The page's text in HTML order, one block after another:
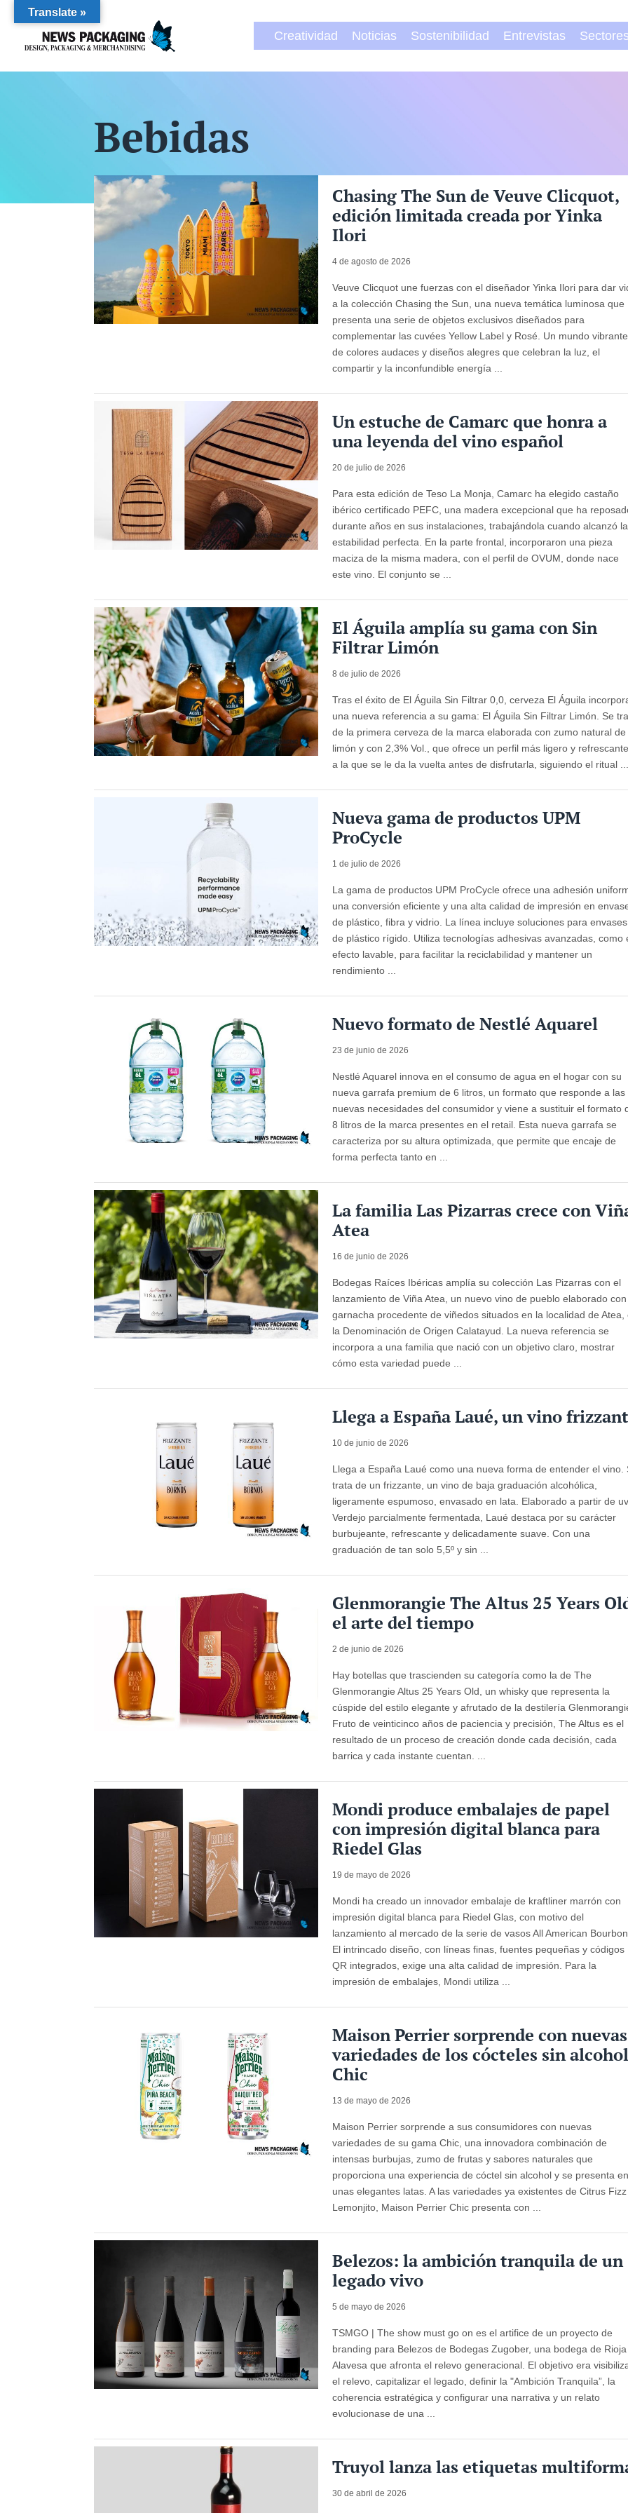
Creatividad Noticias Sostenibilidad Entrevistas
Bebidas
Chasing The Sun de Veuve Clicquot,
edición limitada creada por Yinka
Ilori
4 de agosto de 2026
Veuve Clicquot une fuerzas con el diseñador Yinka Ilori para dar
a la colección Chasing the Sun, una nueva temática luminosa que
presenta una serie de objetos exclusivos diseñados para
complementar las cuvées Yellow Label y Rosé. Un mundo vibrante
de colores audaces y diseños alegres que celebran la luz, el
compartir y la inconfundible energía ...
Un estuche de Camarc que honra a
una leyenda del vino español
20 de julio de 2026
Para esta edición de Teso La Monja, Camarc ha elegido castaño
ibérico certificado PEFC, una madera excepcional que ha
durante años en sus instalaciones, trabajándola cuando alcanzó la
estabilidad perfecta. En la parte frontal, incorporaron una pieza
maciza de la misma madera, con el perfil de OVUM, donde nace
este vino. El conjunto se ...
El Águila amplía su gama con Sin
Filtrar Limón
8 de julio de 2026
Tras el éxito de El Águila Sin Filtrar 0,0, cerveza El Águila
una nueva referencia a su gama: El Águila Sin Filtrar Limón. Se
de la primera cerveza de la marca elaborada con zumo natural de
limón y con 2,3% Vol., que ofrece un perfil más ligero y
a la que se le da la vuelta antes de disfrutarla, siguiendo el ritual
Nueva gama de productos UPM
ProCycle
1 de julio de 2026
La gama de productos UPM ProCycle ofrece una adhesión
una conversión eficiente y una alta calidad de impresión en
de plástico, fibra y vidrio. La línea incluye soluciones para envases
de plástico rígido. Utiliza tecnologías adhesivas avanzadas, como
efecto lavable, para facilitar la reciclabilidad y mantener un
rendimiento ...
Nuevo formato de Nestlé Aquarel
23 de junio de 2026
Nestlé Aquarel innova en el consumo de agua en el hogar con su
nueva garrafa premium de 6 litros, un formato que responde a las
nuevas necesidades del consumidor y viene a sustituir el formato
8 litros de la marca presentes en el retail. Esta nueva garrafa se
caracteriza por su altura optimizada, que permite que encaje de
forma perfecta tanto en ...
La familia Las Pizarras crece con
Atea
16 de junio de 2026
Bodegas Raíces Ibéricas amplía su colección Las Pizarras con el
lanzamiento de Viña Atea, un nuevo vino de pueblo elaborado con
garnacha procedente de viñedos situados en la localidad de Atea,
la Denominación de Origen Calatayud. La nueva referencia se
incorpora a una familia que nació con un objetivo claro, mostrar
cómo esta variedad puede ...
Llega a España Laué, un vino
10 de junio de 2026
Llega a España Laué como una nueva forma de entender el vino.
trata de un frizzante, un vino de baja graduación alcohólica,
ligeramente espumoso, envasado en lata. Elaborado a partir de
Verdejo parcialmente fermentada, Laué destaca por su carácter
burbujeante, refrescante y delicadamente suave. Con una
graduación de tan solo 5,5º y sin ...
Glenmorangie The Altus 25 Years
el arte del tiempo
2 de junio de 2026
Hay botellas que trascienden su categoría como la de The
Glenmorangie Altus 25 Years Old, un whisky que representa la
cúspide del estilo elegante y afrutado de la destilería
Fruto de veinticinco años de paciencia y precisión, The Altus es el
resultado de un proceso de creación donde cada decisión, cada
barrica y cada instante cuentan. ...
Mondi produce embalajes de papel
con impresión digital blanca para
Riedel Glas
19 de mayo de 2026
Mondi ha creado un innovador embalaje de kraftliner marrón con
impresión digital blanca para Riedel Glas, con motivo del
lanzamiento al mercado de la serie de vasos All American
El intrincado diseño, con líneas finas, fuentes pequeñas y códigos
QR integrados, exige una alta calidad de impresión. Para la
impresión de embalajes, Mondi utiliza ...
Maison Perrier sorprende con nuevas
variedades de los cócteles sin
Chic
13 de mayo de 2026
Maison Perrier sorprende a sus consumidores con nuevas
variedades de su gama Chic, una innovadora combinación de
intensas burbujas, zumo de frutas y sabores naturales que
proporciona una experiencia de cóctel sin alcohol y se presenta
unas elegantes latas. A las variedades ya existentes de Citrus
Lemonjito, Maison Perrier Chic presenta con ...
Belezos: la ambición tranquila de un
legado vivo
5 de mayo de 2026
TSMGO | The show must go on es el artifice de un proyecto de
branding para Belezos de Bodegas Zugober, una bodega de Rioja
Alavesa que afronta el relevo generacional. El objetivo era
el relevo, capitalizar el legado, definir la "Ambición Tranquila”, la
coherencia estratégica y configurar una narrativa y un relato
evolucionase de una ...
Truyol lanza las etiquetas
30 de abril de 2026
Translate »